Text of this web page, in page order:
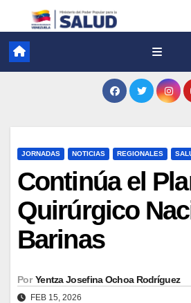
JORNADAS NOTICIAS REGIONALES
Continúa el
Quirúrgico
Barinas
Por Yentza Josefina Ochoa Rodríguez
FEB 15, 2026